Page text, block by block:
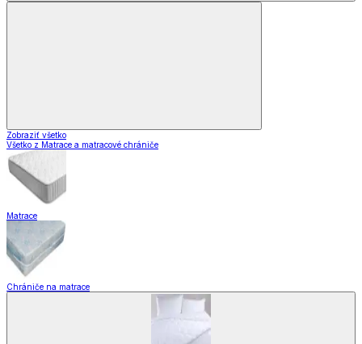
Zobraziť všetko
Všetko z Matrace a matracové chrániče
Matrace
Chrániče na matrace